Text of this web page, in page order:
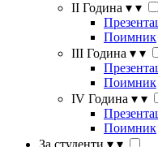
II Година ▾ ▾
Поимник
III Година ▾ ▾
Поимник
IV Година ▾ ▾
Поимник
За студенти ▾ ▾